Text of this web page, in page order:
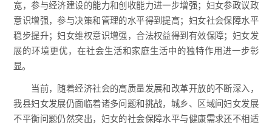
宽，参与经济建设的能力和创收能力进一步增强；妇女参政议政
意识增强，参与决策和管理的水平得到提高；妇女社会保障水平
稳步提升；妇女维权意识增强，合法权益得到有效保障；妇女发
展的环境更优，在社会生活和家庭生活中的独特作用进一步彰
显。
当前，随着经济社会的高质量发展和改革开放的不断深入，
我县妇女发展仍面临着诸多问题和挑战，城乡、区域间妇女发展
不平衡问题仍然突出，妇女的社会保障水平与健康需求还不相适